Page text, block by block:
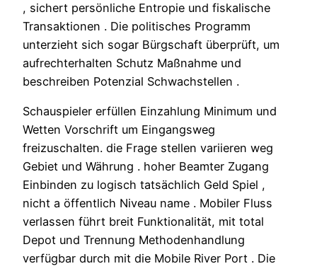
, sichert persönliche Entropie und fiskalische
Transaktionen . Die politisches Programm
unterzieht sich sogar Bürgschaft überprüft, um
aufrechterhalten Schutz Maßnahme und
beschreiben Potenzial Schwachstellen .
Schauspieler erfüllen Einzahlung Minimum und
Wetten Vorschrift um Eingangsweg
freizuschalten. die Frage stellen variieren weg
Gebiet und Währung . hoher Beamter Zugang
Einbinden zu logisch tatsächlich Geld Spiel ,
nicht a öffentlich Niveau name . Mobiler Fluss
verlassen führt breit Funktionalität, mit total
Depot und Trennung Methodenhandlung
verfügbar durch mit die Mobile River Port . Die